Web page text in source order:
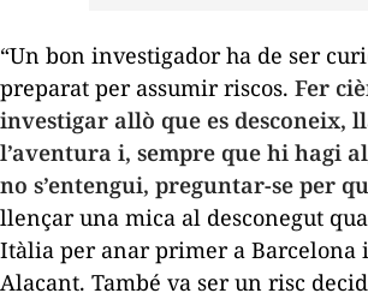
“Un bon investigador ha de ser
preparat per assumir riscos. Fer
investigar allò que es desconeix,
l’aventura i, sempre que hi hagi
no s’entengui, preguntar-se per
llençar una mica al desconegut
Itàlia per anar primer a Barcelona
Alacant. També va ser un risc